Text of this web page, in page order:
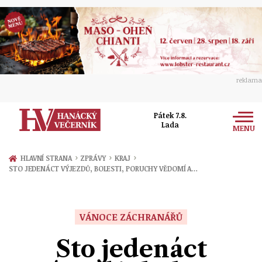
reklama
Pátek 7.8.
Lada
MENU
Zprávy
Ekonomika
HLAVNÍ STRANA › ZPRÁVY › KRAJ ›
STO JEDENÁCT VÝJEZDŮ, BOLESTI, PORUCHY VĚDOMÍ A…
VÁNOCE ZÁCHRANÁŘŮ
Sto jedenáct